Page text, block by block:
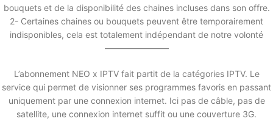
bouquets et de la disponibilité des chaines incluses dans son offre.
2- Certaines chaines ou bouquets peuvent être temporairement
indisponibles, cela est totalement indépendant de notre volonté
———————–
L’abonnement NEO x IPTV fait partit de la catégories IPTV. Le
service qui permet de visionner ses programmes favoris en passant
uniquement par une connexion internet. Ici pas de câble, pas de
satellite, une connexion internet suffit ou une couverture 3G.